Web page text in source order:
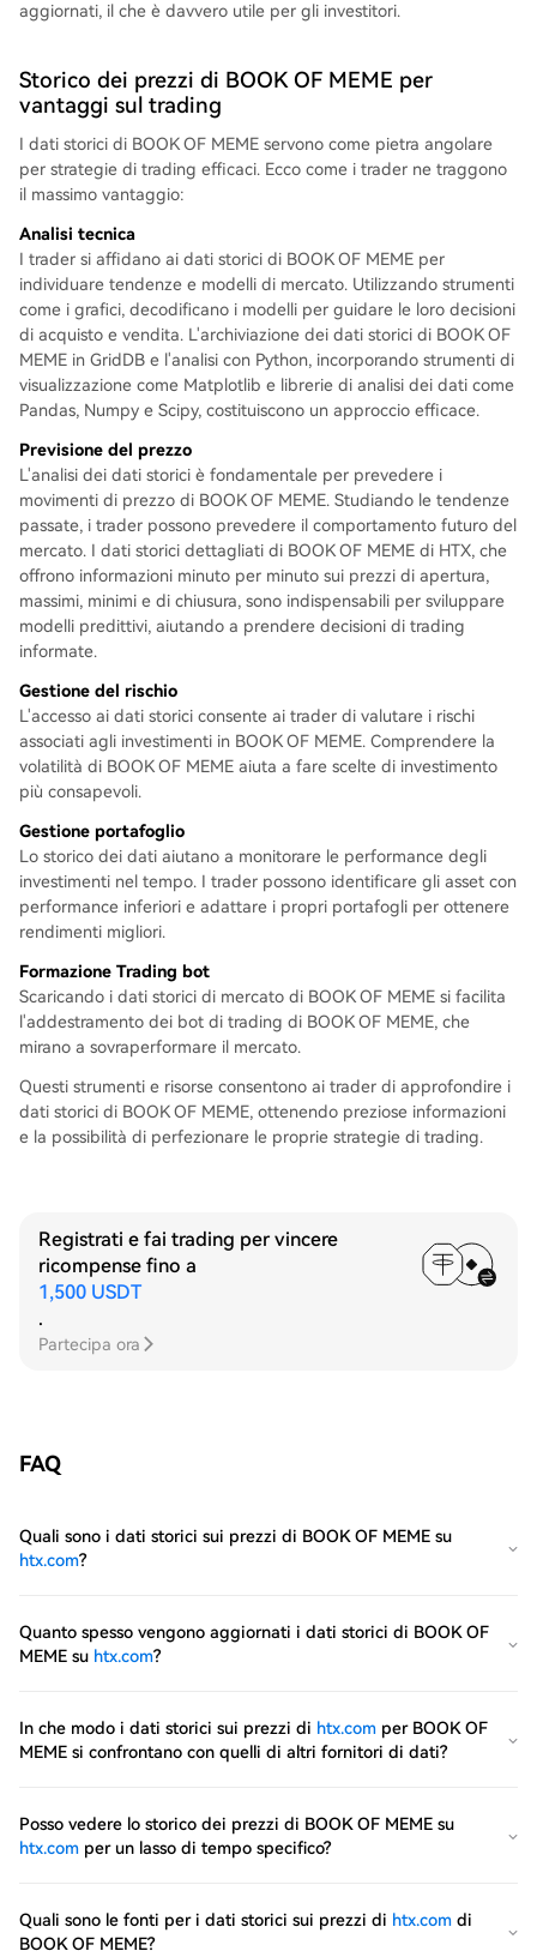
aggiornati, il che è davvero utile per gli investitori.
Storico dei prezzi di BOOK OF MEME per
vantaggi sul trading
I dati storici di BOOK OF MEME servono come pietra angolare
per strategie di trading efficaci. Ecco come i trader ne traggono
il massimo vantaggio:
Analisi tecnica
I trader si affidano ai dati storici di BOOK OF MEME per
individuare tendenze e modelli di mercato. Utilizzando strumenti
come i grafici, decodificano i modelli per guidare le loro decisioni
di acquisto e vendita. L'archiviazione dei dati storici di BOOK OF
MEME in GridDB e l'analisi con Python, incorporando strumenti di
visualizzazione come Matplotlib e librerie di analisi dei dati come
Pandas, Numpy e Scipy, costituiscono un approccio efficace.
Previsione del prezzo
L'analisi dei dati storici è fondamentale per prevedere i
movimenti di prezzo di BOOK OF MEME. Studiando le tendenze
passate, i trader possono prevedere il comportamento futuro del
mercato. I dati storici dettagliati di BOOK OF MEME di HTX, che
offrono informazioni minuto per minuto sui prezzi di apertura,
massimi, minimi e di chiusura, sono indispensabili per sviluppare
modelli predittivi, aiutando a prendere decisioni di trading
informate.
Gestione del rischio
L'accesso ai dati storici consente ai trader di valutare i rischi
associati agli investimenti in BOOK OF MEME. Comprendere la
volatilità di BOOK OF MEME aiuta a fare scelte di investimento
più consapevoli.
Gestione portafoglio
Lo storico dei dati aiutano a monitorare le performance degli
investimenti nel tempo. I trader possono identificare gli asset con
performance inferiori e adattare i propri portafogli per ottenere
rendimenti migliori.
Formazione Trading bot
Scaricando i dati storici di mercato di BOOK OF MEME si facilita
l'addestramento dei bot di trading di BOOK OF MEME, che
mirano a sovraperformare il mercato.
Questi strumenti e risorse consentono ai trader di approfondire i
dati storici di BOOK OF MEME, ottenendo preziose informazioni
e la possibilità di perfezionare le proprie strategie di trading.
Registrati e fai trading per vincere
ricompense fino a
1,500 USDT
.
Partecipa ora
FAQ
Quali sono i dati storici sui prezzi di BOOK OF MEME su
htx.com?
Quanto spesso vengono aggiornati i dati storici di BOOK OF
MEME su htx.com?
In che modo i dati storici sui prezzi di htx.com per BOOK OF
MEME si confrontano con quelli di altri fornitori di dati?
Posso vedere lo storico dei prezzi di BOOK OF MEME su
htx.com per un lasso di tempo specifico?
Quali sono le fonti per i dati storici sui prezzi di htx.com di
BOOK OF MEME?